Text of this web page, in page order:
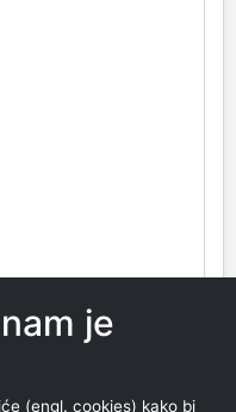
je
(engl. cookies) kako bi